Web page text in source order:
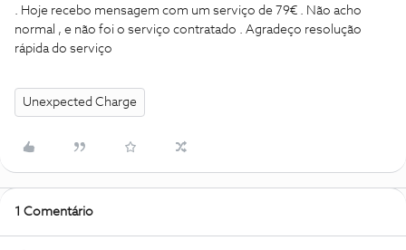
. Hoje recebo mensagem com um serviço de 79€ . Não acho
normal , e não foi o serviço contratado . Agradeço resolução
rápida do serviço
Unexpected Charge
1 Comentário